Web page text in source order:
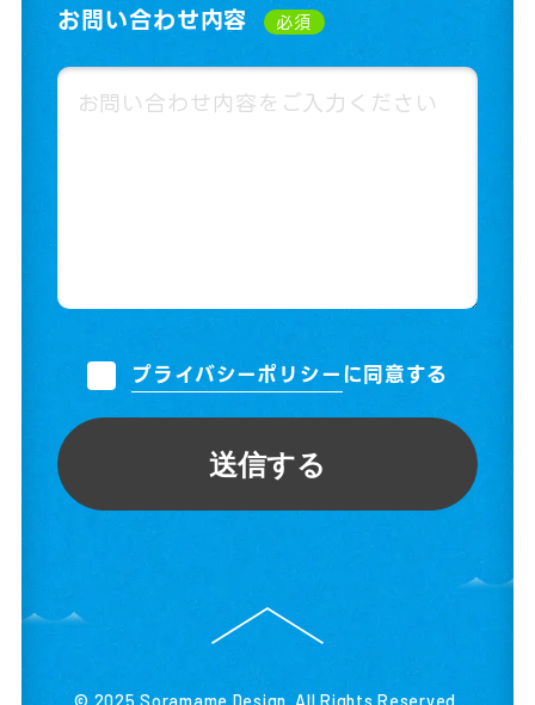
お問い合わせ内容 必須
プライバシーポリシーに同意する
送信する